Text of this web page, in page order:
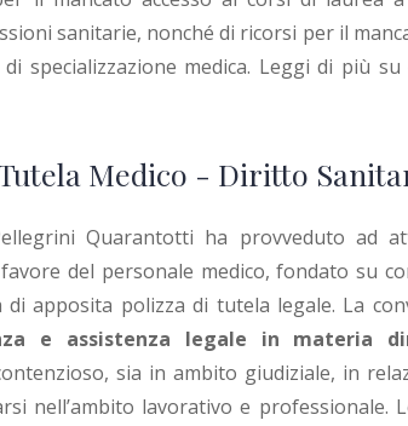
sanitarie, nonché di ricorsi per il
di specializzazione medica. Leggi di più
Medico - Diritto
Quarantotti ha provveduto ad
del personale medico, fondato su
apposita polizza di tutela legale. La
e assistenza legale in materia
sia in ambito giudiziale, in
nell’ambito lavorativo e professionale.